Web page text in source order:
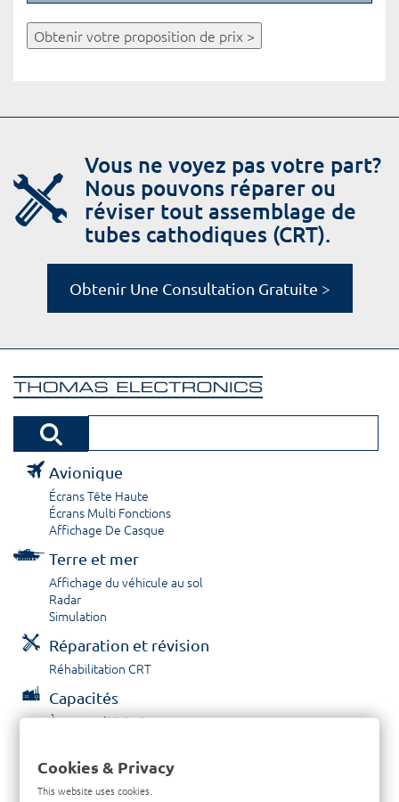
Obtenir votre proposition de prix >
Vous ne voyez pas votre part?
Nous pouvons réparer ou
réviser tout assemblage de
tubes cathodiques (CRT).
Obtenir Une Consultation Gratuite >
Avionique
Écrans Tête Haute
Écrans Multi Fonctions
Affichage De Casque
Terre et mer
Affichage du véhicule au sol
Radar
Simulation
Réparation et révision
Réhabilitation CRT
Capacités
À propos / Historique
Contactez nous
Cookies & Privacy
This website uses cookies.